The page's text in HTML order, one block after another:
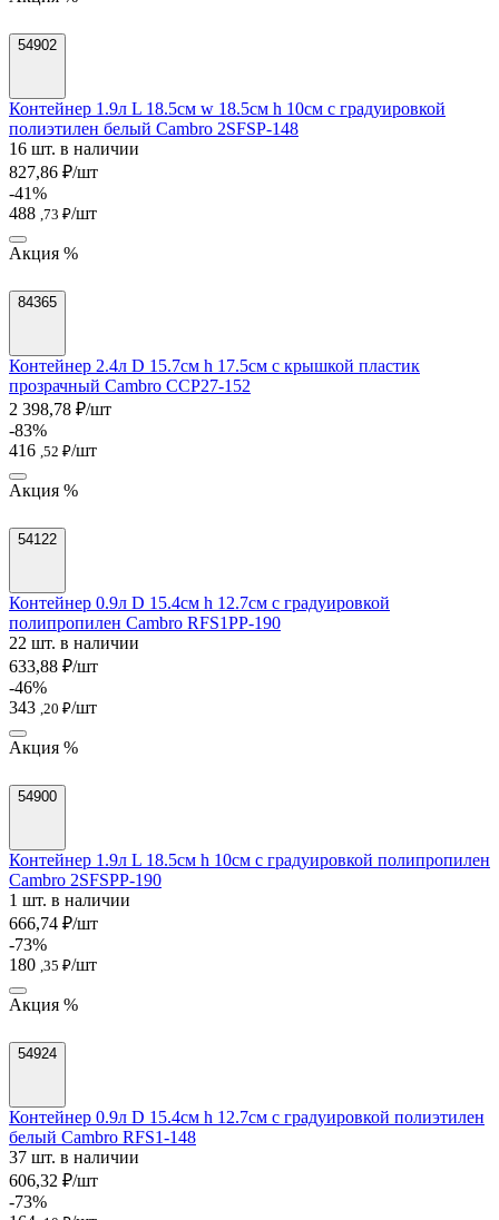
54902
Контейнер 1.9л L 18.5см w 18.5см h 10см с градуировкой
полиэтилен белый Cambro 2SFSP-148
16 шт. в наличии
827,86 ₽/шт
-41%
488 ,73 ₽/шт
Акция %
84365
Контейнер 2.4л D 15.7см h 17.5см с крышкой пластик
прозрачный Cambro CCP27-152
2 398,78 ₽/шт
-83%
416 ,52 ₽/шт
Акция %
54122
Контейнер 0.9л D 15.4см h 12.7см с градуировкой
полипропилен Cambro RFS1PP-190
22 шт. в наличии
633,88 ₽/шт
-46%
343 ,20 ₽/шт
Акция %
54900
Контейнер 1.9л L 18.5см h 10см с градуировкой полипропилен
Cambro 2SFSPP-190
1 шт. в наличии
666,74 ₽/шт
-73%
180 ,35 ₽/шт
Акция %
54924
Контейнер 0.9л D 15.4см h 12.7см с градуировкой полиэтилен
белый Cambro RFS1-148
37 шт. в наличии
606,32 ₽/шт
-73%